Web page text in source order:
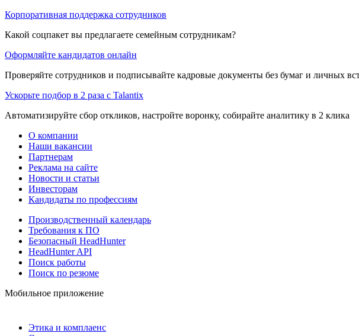
Корпоративная поддержка сотрудников
Какой соцпакет вы предлагаете семейным сотрудникам?
Оформляйте кандидатов онлайн
Проверяйте сотрудников и подписывайте кадровые документы без бумаг и личных
Ускорьте подбор в 2 раза с Talantix
Автоматизируйте сбор откликов, настройте воронку, собирайте аналитику в 2 клика
О компании
Наши вакансии
Партнерам
Реклама на сайте
Новости и статьи
Инвесторам
Кандидаты по профессиям
Производственный календарь
Требования к ПО
Безопасный HeadHunter
HeadHunter API
Поиск работы
Поиск по резюме
Мобильное приложение
Этика и комплаенс